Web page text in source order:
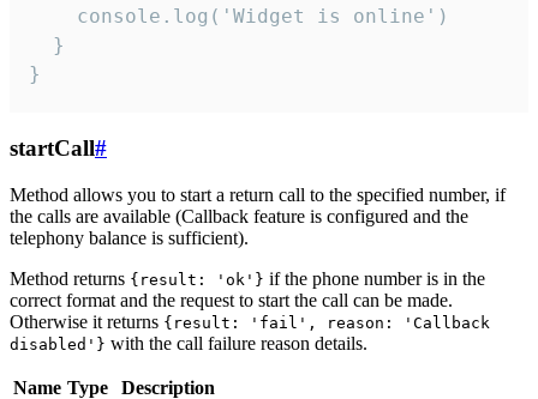
    console.log('Widget is online')
  }
}
startCall#
Method allows you to start a return call to the specified number, if
the calls are available (Callback feature is configured and the
telephony balance is sufficient).
Method returns {result: 'ok'} if the phone number is in the
correct format and the request to start the call can be made.
Otherwise it returns {result: 'fail', reason: 'Callback
disabled'} with the call failure reason details.
Name Type
Description